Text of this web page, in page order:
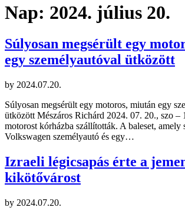
Nap: 2024. július 20.
Súlyosan megsérült egy
egy személyautóval ütközött
by 2024.07.20.
Súlyosan megsérült egy motoros, miután egy
ütközött Mészáros Richárd 2024. 07. 20., szo –
motorost kórházba szállították. A baleset, amely
Volkswagen személyautó és egy…
Izraeli légicsapás érte a
kikötővárost
by 2024.07.20.